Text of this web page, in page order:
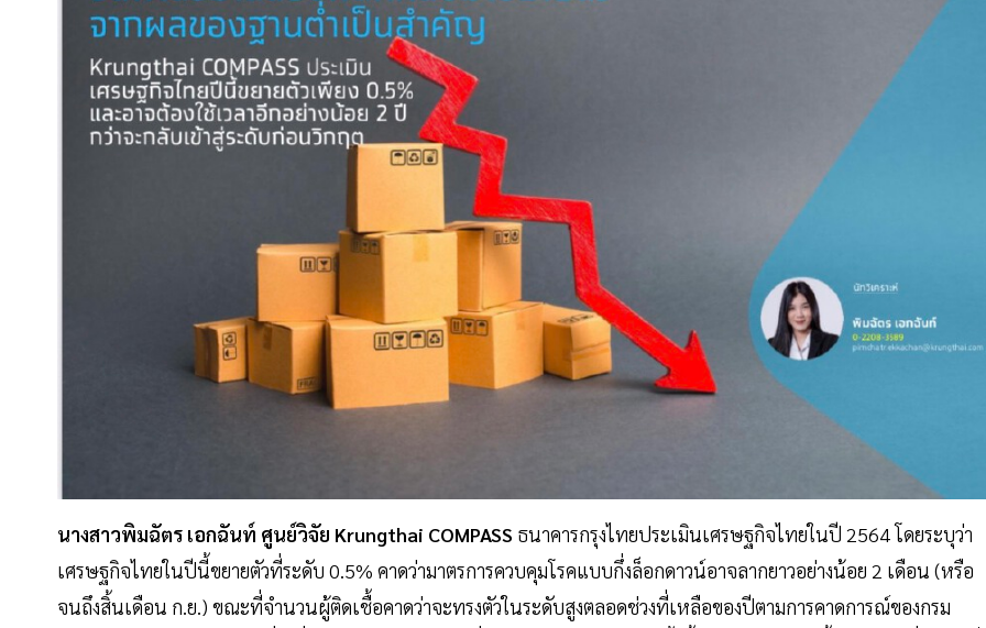
นางสาวพิมฉัตร เอกฉันท์ ศูนย์วิจัย Krungthai COMPASS ธนาคารกรุงไทยประเมินเศรษฐกิจไทยในปี 2564 โดยระบุว่า
เศรษฐกิจไทยในปีนี้ขยายตัวที่ระดับ 0.5% คาดว่ามาตรการควบคุมโรคแบบกึ่งล็อกดาวน์อาจลากยาวอย่างน้อย 2 เดือน (หรือ
จนถึงสิ้นเดือน ก.ย.) ขณะที่จำนวนผู้ติดเชื้อคาดว่าจะทรงตัวในระดับสูงตลอดช่วงที่เหลือของปีตามการคาดการณ์ของกรม